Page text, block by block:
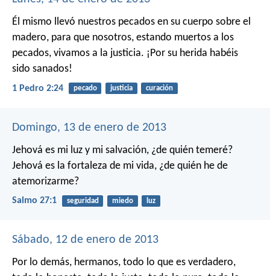
Él mismo llevó nuestros pecados en su cuerpo sobre el
madero, para que nosotros, estando muertos a los
pecados, vivamos a la justicia. ¡Por su herida habéis
sido sanados!
1 Pedro 2:24 pecado justicia curación
Domingo, 13 de enero de 2013
Jehová es mi luz y mi salvación, ¿de quién temeré?
Jehová es la fortaleza de mi vida, ¿de quién he de
atemorizarme?
Salmo 27:1 seguridad miedo luz
Sábado, 12 de enero de 2013
Por lo demás, hermanos, todo lo que es verdadero,